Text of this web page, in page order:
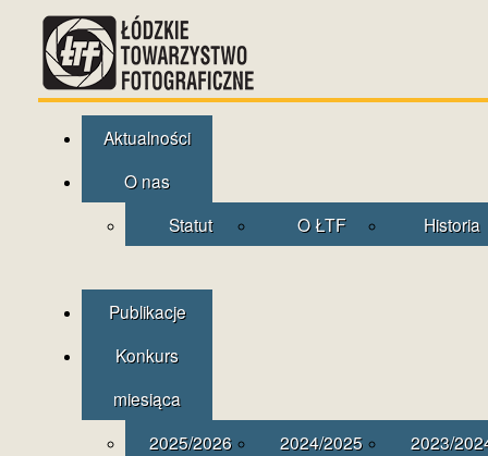
Aktualności
O nas
Statut
O ŁTF Historia
Publikacje
Konkurs
miesiąca
2025/2026
2024/2025
2023/